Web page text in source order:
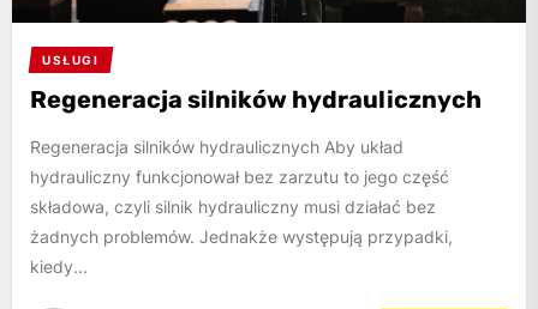
USŁUGI
Regeneracja silników hydraulicznych
Regeneracja silników hydraulicznych Aby układ
hydrauliczny funkcjonował bez zarzutu to jego część
składowa, czyli silnik hydrauliczny musi działać bez
żadnych problemów. Jednakże występują przypadki,
kiedy...